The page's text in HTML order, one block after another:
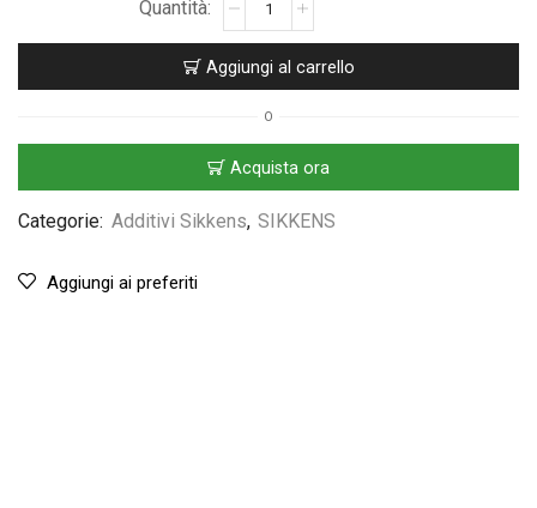
Aggiungi al carrello
O
Acquista ora
Categorie: Additivi Sikkens, SIKKENS
Aggiungi ai preferiti